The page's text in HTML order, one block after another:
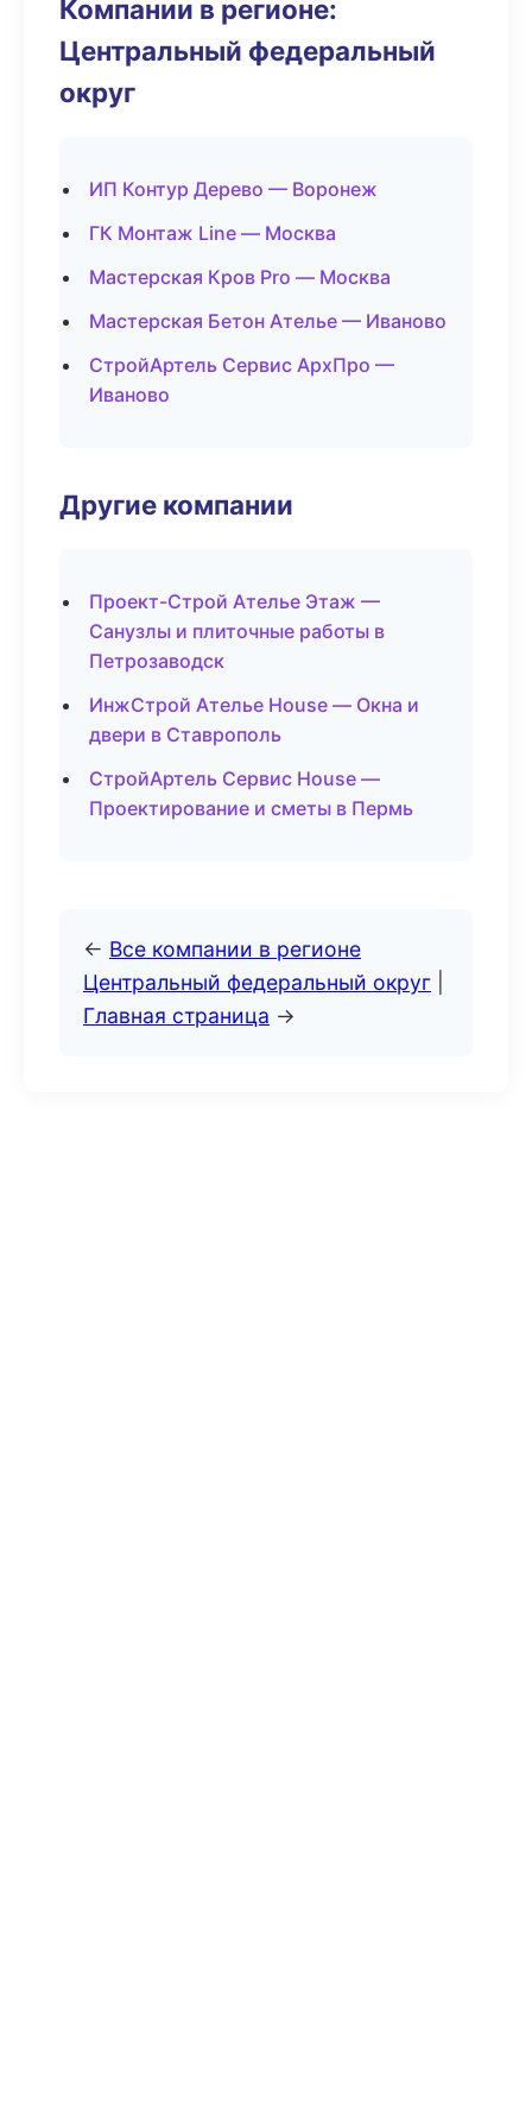
Компании в регионе:
Центральный федеральный
округ
ИП Контур Дерево — Воронеж
ГК Монтаж Line — Москва
Мастерская Кров Pro — Москва
Мастерская Бетон Ателье — Иваново
СтройАртель Сервис АрхПро —
Иваново
Другие компании
Проект-Строй Ателье Этаж —
Санузлы и плиточные работы в
Петрозаводск
ИнжСтрой Ателье House — Окна и
двери в Ставрополь
СтройАртель Сервис House —
Проектирование и сметы в Пермь
← Все компании в регионе
Центральный федеральный округ
Главная страница →